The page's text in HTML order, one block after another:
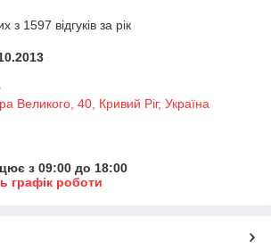
з 1597 відгуків за рік
Великого, 40, Кривий Ріг, Україна
з 09:00 до 18:00
графік роботи